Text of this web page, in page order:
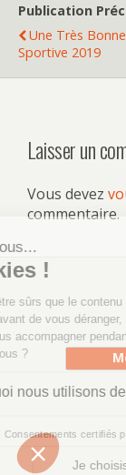
Publication
Une Très
Sportive 2019
Laisser un
Vous devez
commentaire.